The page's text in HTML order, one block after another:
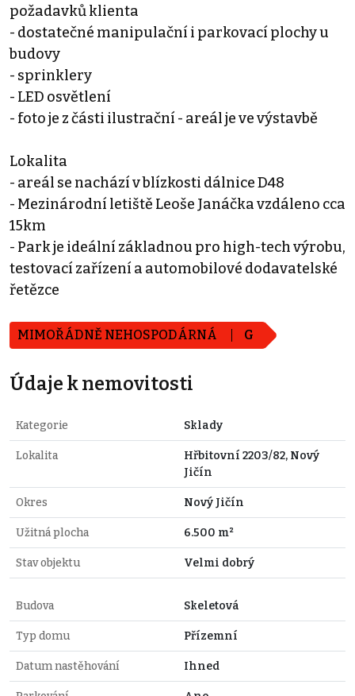
požadavků klienta
- dostatečné manipulační i parkovací plochy u
budovy
- sprinklery
- LED osvětlení
- foto je z části ilustrační - areál je ve výstavbě
Lokalita
- areál se nachází v blízkosti dálnice D48
- Mezinárodní letiště Leoše Janáčka vzdáleno cca
15km
- Park je ideální základnou pro high-tech výrobu,
testovací zařízení a automobilové dodavatelské
řetězce
MIMOŘÁDNĚ NEHOSPODÁRNÁ G
Údaje k nemovitosti
Kategorie Sklady
Lokalita
Hřbitovní 2203/82, Nový
Jičín
Okres Nový Jičín
Užitná plocha 6.500 m²
Stav objektu Velmi dobrý
Budova Skeletová
Typ domu Přízemní
Datum nastěhování Ihned